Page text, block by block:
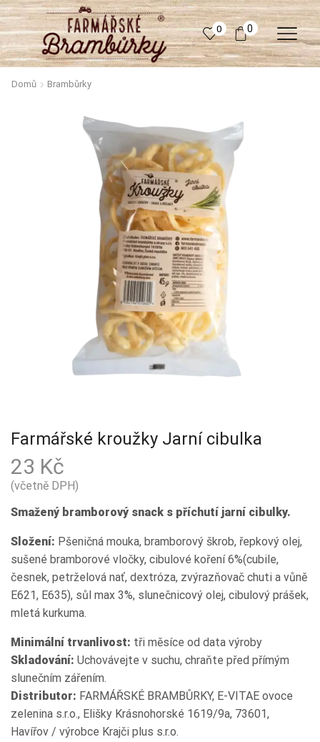
0 0
Domů Brambůrky
Farmářské kroužky Jarní cibulka
23 Kč
(včetně DPH)
Smažený bramborový snack s příchutí jarní cibulky.
Složení: Pšeničná mouka, bramborový škrob, řepkový olej,
sušené bramborové vločky, cibulové koření 6%(cubile,
česnek, petrželová nať, dextróza, zvýrazňovač chuti a vůně
E621, E635), sůl max 3%, slunečnicový olej, cibulový prášek,
mletá kurkuma.
Minimální trvanlivost: tři měsíce od data výroby
Skladování: Uchovávejte v suchu, chraňte před přímým
slunečním zářením.
Distributor: FARMÁŘSKÉ BRAMBŮRKY, E-VITAE ovoce
zelenina s.r.o., Elišky Krásnohorské 1619/9a, 73601,
Havířov / výrobce Krajči plus s.r.o.